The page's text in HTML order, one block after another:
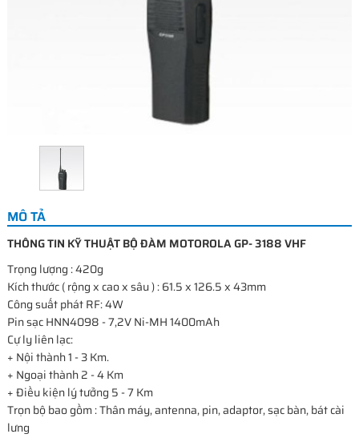
MÔ TẢ
THÔNG TIN KỸ THUẬT BỘ ĐÀM MOTOROLA GP- 3188 VHF
Trọng lượng : 420g
Kích thước ( rộng x cao x sâu ) : 61.5 x 126.5 x 43mm
Công suất phát RF: 4W
Pin sạc HNN4098 - 7,2V Ni-MH 1400mAh
Cự ly liên lạc:
+ Nội thành 1 - 3 Km.
+ Ngoại thành 2 - 4 Km
+ Điều kiện lý tưởng 5 - 7 Km
Trọn bộ bao gồm : Thân máy, antenna, pin, adaptor, sạc bàn, bát cài
lưng